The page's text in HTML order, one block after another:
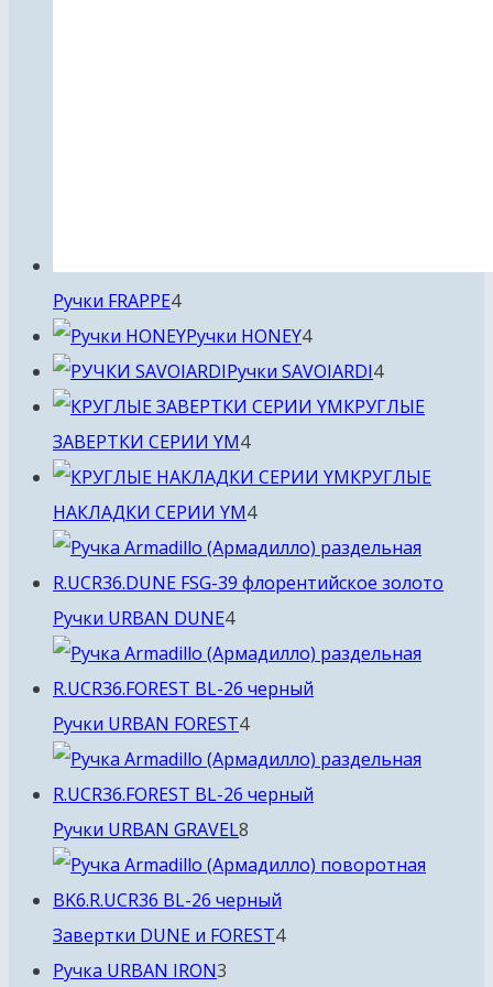
Ручки FRAPPE44
товара
Ручки HONEY44
товара
Ручки SAVOIARDI44
товара
КРУГЛЫЕ
ЗАВЕРТКИ СЕРИИ YM44
товара
КРУГЛЫЕ
НАКЛАДКИ СЕРИИ YM44
товара
Ручки URBAN DUNE44
товара
Ручки URBAN FOREST44
товара
Ручки URBAN GRAVEL8
товаров
Завертки DUNE и FOREST44
Ручка URBAN IRON3